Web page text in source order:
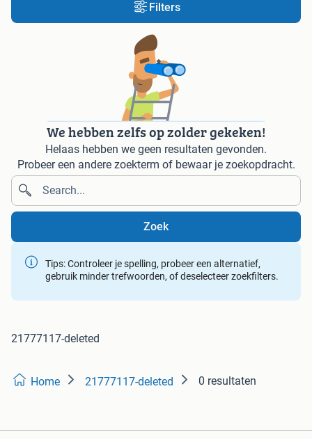
Filters
We hebben zelfs op zolder gekeken!
Helaas hebben we geen resultaten gevonden.
Probeer een andere zoekterm of bewaar je zoekopdracht.
Zoek
Tips: Controleer je spelling, probeer een alternatief,
gebruik minder trefwoorden, of deselecteer zoekfilters.
21777117-deleted
Home 21777117-deleted 0 resultaten